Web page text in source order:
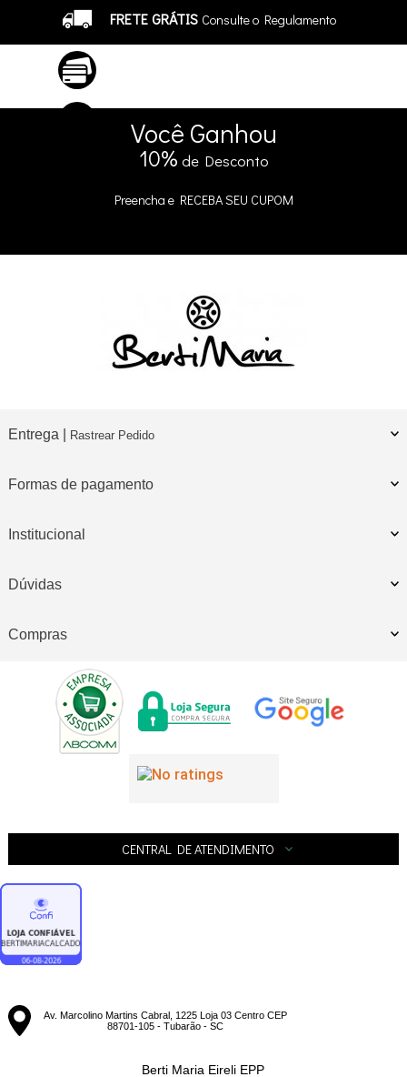
FRETE GRÁTIS Consulte o Regulamento
5% DE DESCONTO no Pix e Boleto
Você Ganhou
10% de Desconto
Preencha e RECEBA SEU CUPOM
Entrega | Rastrear Pedido
Formas de pagamento
Institucional
Dúvidas
Compras
CENTRAL DE ATENDIMENTO
Av. Marcolino Martins Cabral, 1225 Loja 03 Centro CEP
88701-105 - Tubarão - SC
Berti Maria Eireli EPP